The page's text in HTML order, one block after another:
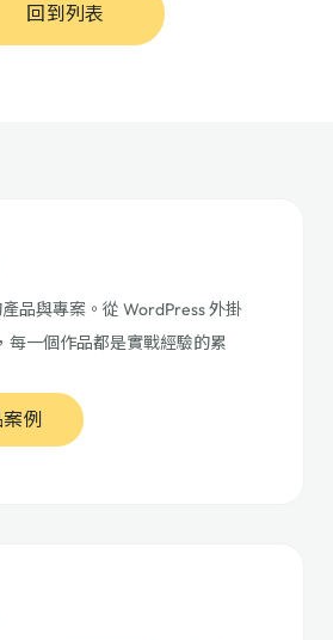
回到列表
品與專案。從 WordPress 外掛
每一個作品都是實戰經驗的累
例